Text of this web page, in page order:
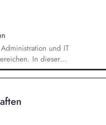
und IT
In dieser
(FIS)
sicherst die Qualität
durch Analysen,